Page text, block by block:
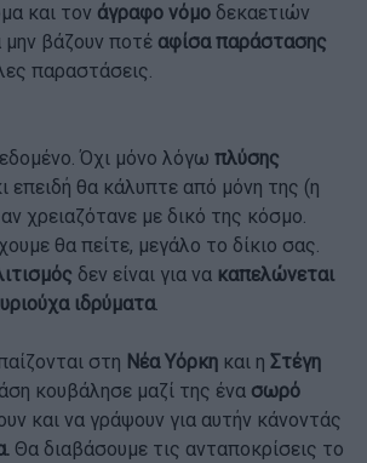
και τον άγραφο νόμο δεκαετιών
μην βάζουν ποτέ αφίσα παράστασης
παραστάσεις.
Όχι μόνο λόγω πλύσης
επειδή θα κάλυπτε από μόνη της (η
αν χρειαζότανε με δικό της κόσμο.
θα πείτε, μεγάλο το δίκιο σας.
δεν είναι για να καπελώνεται
ιδρύματα.
στη Νέα Υόρκη και η Στέγη
κουβάλησε μαζί της ένα σωρό
και να γράψουν για αυτήν κάνοντάς
Θα διαβάσουμε τις ανταποκρίσεις το